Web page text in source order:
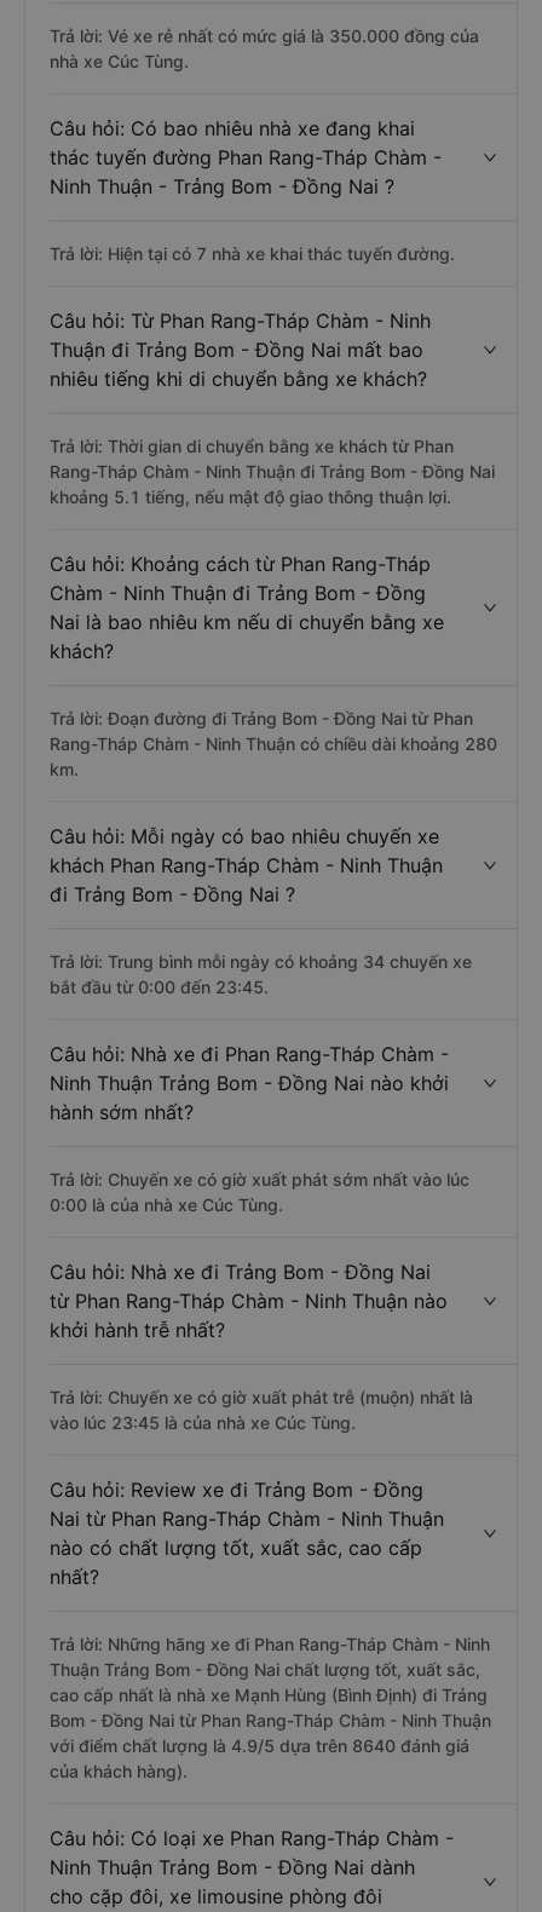
Trả lời: Vé xe rẻ nhất có mức giá là 350.000 đồng của
nhà xe Cúc Tùng.
Câu hỏi: Có bao nhiêu nhà xe đang khai
thác tuyến đường Phan Rang-Tháp Chàm -
Ninh Thuận - Trảng Bom - Đồng Nai ?
Trả lời: Hiện tại có 7 nhà xe khai thác tuyến đường.
Câu hỏi: Từ Phan Rang-Tháp Chàm - Ninh
Thuận đi Trảng Bom - Đồng Nai mất bao
nhiêu tiếng khi di chuyển bằng xe khách?
Trả lời: Thời gian di chuyển bằng xe khách từ Phan
Rang-Tháp Chàm - Ninh Thuận đi Trảng Bom - Đồng Nai
khoảng 5.1 tiếng, nếu mật độ giao thông thuận lợi.
Câu hỏi: Khoảng cách từ Phan Rang-Tháp
Chàm - Ninh Thuận đi Trảng Bom - Đồng
Nai là bao nhiêu km nếu di chuyển bằng xe
khách?
Trả lời: Đoạn đường đi Trảng Bom - Đồng Nai từ Phan
Rang-Tháp Chàm - Ninh Thuận có chiều dài khoảng 280
km.
Câu hỏi: Mỗi ngày có bao nhiêu chuyến xe
khách Phan Rang-Tháp Chàm - Ninh Thuận
đi Trảng Bom - Đồng Nai ?
Trả lời: Trung bình mỗi ngày có khoảng 34 chuyến xe
bắt đầu từ 0:00 đến 23:45.
Câu hỏi: Nhà xe đi Phan Rang-Tháp Chàm -
Ninh Thuận Trảng Bom - Đồng Nai nào khởi
hành sớm nhất?
Trả lời: Chuyến xe có giờ xuất phát sớm nhất vào lúc
0:00 là của nhà xe Cúc Tùng.
Câu hỏi: Nhà xe đi Trảng Bom - Đồng Nai
từ Phan Rang-Tháp Chàm - Ninh Thuận nào
khởi hành trễ nhất?
Trả lời: Chuyến xe có giờ xuất phát trễ (muộn) nhất là
vào lúc 23:45 là của nhà xe Cúc Tùng.
Câu hỏi: Review xe đi Trảng Bom - Đồng
Nai từ Phan Rang-Tháp Chàm - Ninh Thuận
nào có chất lượng tốt, xuất sắc, cao cấp
nhất?
Trả lời: Những hãng xe đi Phan Rang-Tháp Chàm - Ninh
Thuận Trảng Bom - Đồng Nai chất lượng tốt, xuất sắc,
cao cấp nhất là nhà xe Mạnh Hùng (Bình Định) đi Trảng
Bom - Đồng Nai từ Phan Rang-Tháp Chàm - Ninh Thuận
với điểm chất lượng là 4.9/5 dựa trên 8640 đánh giá
của khách hàng).
Câu hỏi: Có loại xe Phan Rang-Tháp Chàm -
Ninh Thuận Trảng Bom - Đồng Nai dành
cho cặp đôi, xe limousine phòng đôi